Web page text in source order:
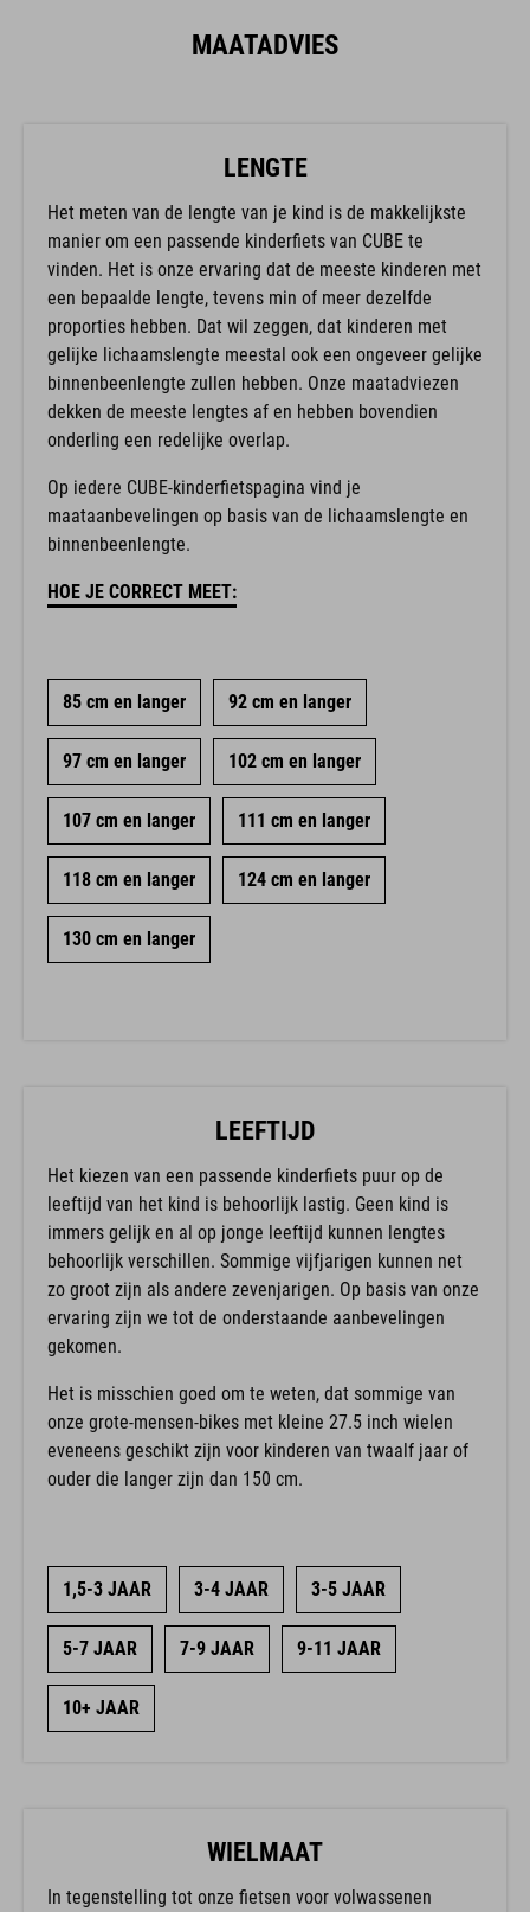
MAATADVIES
LENGTE
Het meten van de lengte van je kind is de makkelijkste
manier om een passende kinderfiets van CUBE te
vinden. Het is onze ervaring dat de meeste kinderen met
een bepaalde lengte, tevens min of meer dezelfde
proporties hebben. Dat wil zeggen, dat kinderen met
gelijke lichaamslengte meestal ook een ongeveer gelijke
binnenbeenlengte zullen hebben. Onze maatadviezen
dekken de meeste lengtes af en hebben bovendien
onderling een redelijke overlap.
Op iedere CUBE-kinderfietspagina vind je
maataanbevelingen op basis van de lichaamslengte en
binnenbeenlengte.
HOE JE CORRECT MEET:
85 cm en langer 92 cm en langer
97 cm en langer 102 cm en langer
107 cm en langer 111 cm en langer
118 cm en langer 124 cm en langer
130 cm en langer
LEEFTIJD
Het kiezen van een passende kinderfiets puur op de
leeftijd van het kind is behoorlijk lastig. Geen kind is
immers gelijk en al op jonge leeftijd kunnen lengtes
behoorlijk verschillen. Sommige vijfjarigen kunnen net
zo groot zijn als andere zevenjarigen. Op basis van onze
ervaring zijn we tot de onderstaande aanbevelingen
gekomen.
Het is misschien goed om te weten, dat sommige van
onze grote-mensen-bikes met kleine 27.5 inch wielen
eveneens geschikt zijn voor kinderen van twaalf jaar of
ouder die langer zijn dan 150 cm.
1,5-3 JAAR 3-4 JAAR 3-5 JAAR
5-7 JAAR 7-9 JAAR 9-11 JAAR
10+ JAAR
WIELMAAT
In tegenstelling tot onze fietsen voor volwassenen